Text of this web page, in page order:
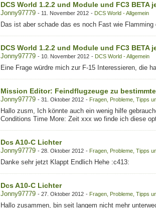
DCS World 1.2.2 und Module und FC3 BETA
Jonny97779 - 11. November 2012 - DCS World - Allgemein
Das ist aber schade das es noch Fast wie
DCS World 1.2.2 und Module und FC3 BETA
Jonny97779 - 10. November 2012 - DCS World - Allgemein
Eine Frage würdre mich zur F-15 Interessieren, die
Mission Editor: Feindflugzeuge zu
Jonny97779 - 31. Oktober 2012 - Fragen, Probleme, Tipps
Hallo zusm, Ich könnte auch ein wenig hilfe
Conditions Time More: Zeit xxx wo finde ich diese
Dcs A10-C Lichter
Jonny97779 - 28. Oktober 2012 - Fragen, Probleme, Tipps
Danke sehr jetzt Klappt Endlich Hehe :c413:
Dcs A10-C Lichter
Jonny97779 - 27. Oktober 2012 - Fragen, Probleme, Tipps
Hallo zusammen, bin seit langem nicht mehr